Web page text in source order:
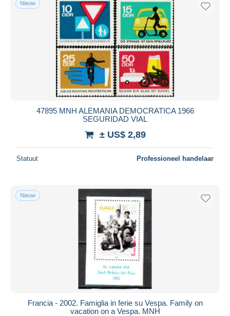
Gratis levering
Betaalmiddelen
PayPal
Bankoverschrijving
Visa
Mastercard
Bancontact
iDeal
Woonplaats van de verkoper
Toepassen
Nieuw
47895 MNH ALEMANIA DEMOCRATICA 1966
SEGURIDAD VIAL
± US$ 2,89
Statuut Professioneel handelaar
Nieuw
Francia - 2002. Famiglia in ferie su Vespa. Family on
vacation on a Vespa. MNH